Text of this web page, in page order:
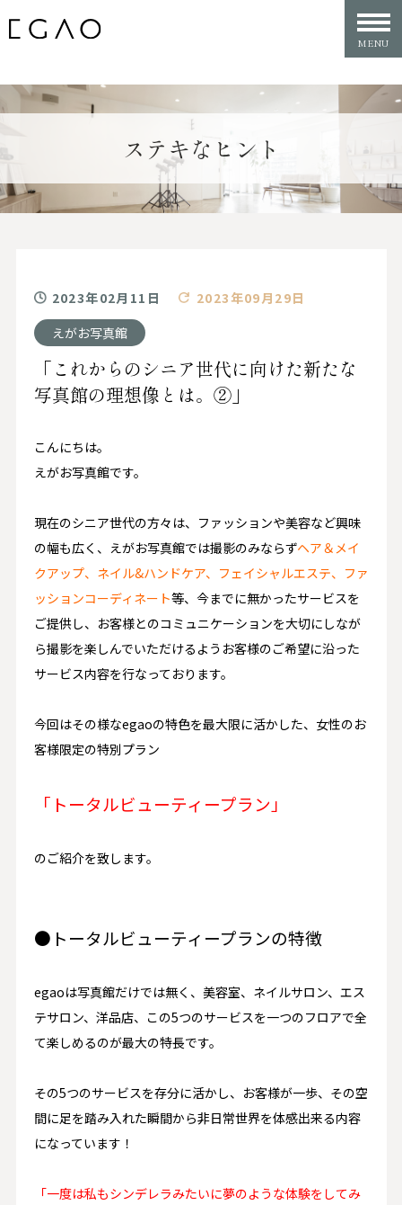
ステキなヒント
2023年02月11日
2023年09月29日
えがお写真館
「これからのシニア世代に向けた新たな
写真館の理想像とは。②」
こんにちは。
えがお写真館です。
現在のシニア世代の方々は、ファッションや美容など興味
の幅も広く、えがお写真館では撮影のみならずヘア＆メイ
クアップ、ネイル&ハンドケア、フェイシャルエステ、ファ
ッションコーディネート等、今までに無かったサービスを
ご提供し、お客様とのコミュニケーションを大切にしなが
ら撮影を楽しんでいただけるようお客様のご希望に沿った
サービス内容を行なっております。
今回はその様なegaoの特色を最大限に活かした、 女性のお
客様限定の特別プラン
「トータルビューティープラン」
のご紹介を致します。
●トータルビューティープランの特徴
egaoは写真館だけでは無く、美容室、ネイルサロン、エス
テサロン、洋品店、この5つのサービスを一つのフロアで全
て楽しめるのが最大の特長です。
その5つのサービスを存分に活かし、お客様が一歩、その空
間に足を踏み入れた瞬間から非日常世界を体感出来る内容
になっています！
「一度は私もシンデレラみたいに夢のような体験をしてみ